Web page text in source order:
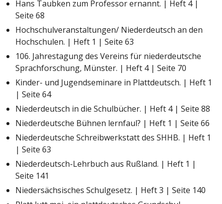
Hans Taubken zum Professor ernannt. | Heft 4 |
Seite 68
Hochschulveranstaltungen/ Niederdeutsch an den
Hochschulen. | Heft 1 | Seite 63
106. Jahrestagung des Vereins für niederdeutsche
Sprachforschung, Münster. | Heft 4 | Seite 70
Kinder- und Jugendseminare in Plattdeutsch. | Heft 1
| Seite 64
Niederdeutsch in die Schulbücher. | Heft 4 | Seite 88
Niederdeutsche Bühnen lernfaul? | Heft 1 | Seite 66
Niederdeutsche Schreibwerkstatt des SHHB. | Heft 1
| Seite 63
Niederdeutsch-Lehrbuch aus Rußland. | Heft 1 |
Seite 141
Niedersächsisches Schulgesetz. | Heft 3 | Seite 140